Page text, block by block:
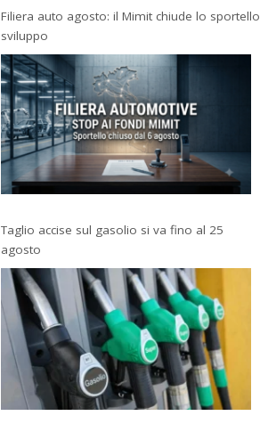
Filiera auto agosto: il Mimit chiude lo sportello
sviluppo
Taglio accise sul gasolio si va fino al 25
agosto